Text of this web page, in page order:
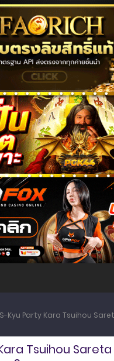
S-Kyu Party Kara Tsuihou
Tsuihou